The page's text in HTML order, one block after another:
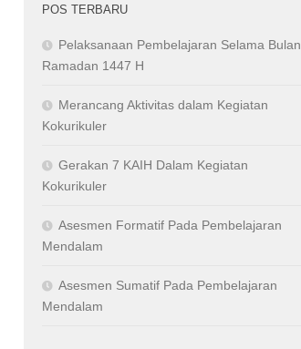
POS TERBARU
Pelaksanaan Pembelajaran Selama Bulan
Ramadan 1447 H
Merancang Aktivitas dalam Kegiatan
Kokurikuler
Gerakan 7 KAIH Dalam Kegiatan
Kokurikuler
Asesmen Formatif Pada Pembelajaran
Mendalam
Asesmen Sumatif Pada Pembelajaran
Mendalam